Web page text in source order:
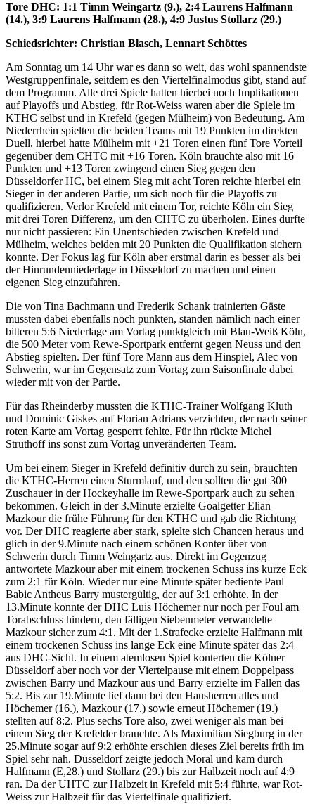
Tore DHC: 1:1 Timm Weingartz (9.), 2:4 Laurens Halfmann
(14.), 3:9 Laurens Halfmann (28.), 4:9 Justus Stollarz (29.)
Schiedsrichter: Christian Blasch, Lennart Schöttes
Am Sonntag um 14 Uhr war es dann so weit, das wohl spannendste
Westgruppenfinale, seitdem es den Viertelfinalmodus gibt, stand auf
dem Programm. Alle drei Spiele hatten hierbei noch Implikationen
auf Playoffs und Abstieg, für Rot-Weiss waren aber die Spiele im
KTHC selbst und in Krefeld (gegen Mülheim) von Bedeutung. Am
Niederrhein spielten die beiden Teams mit 19 Punkten im direkten
Duell, hierbei hatte Mülheim mit +21 Toren einen fünf Tore Vorteil
gegenüber dem CHTC mit +16 Toren. Köln brauchte also mit 16
Punkten und +13 Toren zwingend einen Sieg gegen den
Düsseldorfer HC, bei einem Sieg mit acht Toren reichte hierbei ein
Sieger in der anderen Partie, um sich noch für die Playoffs zu
qualifizieren. Verlor Krefeld mit einem Tor, reichte Köln ein Sieg
mit drei Toren Differenz, um den CHTC zu überholen. Eines durfte
nur nicht passieren: Ein Unentschieden zwischen Krefeld und
Mülheim, welches beiden mit 20 Punkten die Qualifikation sichern
konnte. Der Fokus lag für Köln aber erstmal darin es besser als bei
der Hinrundenniederlage in Düsseldorf zu machen und einen
eigenen Sieg einzufahren.
Die von Tina Bachmann und Frederik Schank trainierten Gäste
mussten dabei ebenfalls noch punkten, standen nämlich nach einer
bitteren 5:6 Niederlage am Vortag punktgleich mit Blau-Weiß Köln,
die 500 Meter vom Rewe-Sportpark entfernt gegen Neuss und den
Abstieg spielten. Der fünf Tore Mann aus dem Hinspiel, Alec von
Schwerin, war im Gegensatz zum Vortag zum Saisonfinale dabei
wieder mit von der Partie.
Für das Rheinderby mussten die KTHC-Trainer Wolfgang Kluth
und Dominic Giskes auf Florian Adrians verzichten, der nach seiner
roten Karte am Vortag gesperrt fehlte. Für ihn rückte Michel
Struthoff ins sonst zum Vortag unveränderten Team.
Um bei einem Sieger in Krefeld definitiv durch zu sein, brauchten
die KTHC-Herren einen Sturmlauf, und den sollten die gut 300
Zuschauer in der Hockeyhalle im Rewe-Sportpark auch zu sehen
bekommen. Gleich in der 3.Minute erzielte Goalgetter Elian
Mazkour die frühe Führung für den KTHC und gab die Richtung
vor. Der DHC reagierte aber stark, spielte sich Chancen heraus und
glich in der 9.Minute nach einem schönen Konter über von
Schwerin durch Timm Weingartz aus. Direkt im Gegenzug
antwortete Mazkour aber mit einem trockenen Schuss ins kurze Eck
zum 2:1 für Köln. Wieder nur eine Minute später bediente Paul
Babic Antheus Barry mustergültig, der auf 3:1 erhöhte. In der
13.Minute konnte der DHC Luis Höchemer nur noch per Foul am
Torabschluss hindern, den fälligen Siebenmeter verwandelte
Mazkour sicher zum 4:1. Mit der 1.Strafecke erzielte Halfmann mit
einem trockenen Schuss ins lange Eck eine Minute später das 2:4
aus DHC-Sicht. In einem atemlosen Spiel konterten die Kölner
Düsseldorf aber noch vor der Viertelpause mit einem Doppelpass
zwischen Barry und Mazkour aus und Barry erzielte im Fallen das
5:2. Bis zur 19.Minute lief dann bei den Hausherren alles und
Höchemer (16.), Mazkour (17.) sowie erneut Höchemer (19.)
stellten auf 8:2. Plus sechs Tore also, zwei weniger als man bei
einem Sieg der Krefelder brauchte. Als Maximilian Siegburg in der
25.Minute sogar auf 9:2 erhöhte erschien dieses Ziel bereits früh im
Spiel sehr nah. Düsseldorf zeigte jedoch Moral und kam durch
Halfmann (E,28.) und Stollarz (29.) bis zur Halbzeit noch auf 4:9
ran. Da der UHTC zur Halbzeit in Krefeld mit 5:4 führte, war Rot-
Weiss zur Halbzeit für das Viertelfinale qualifiziert.